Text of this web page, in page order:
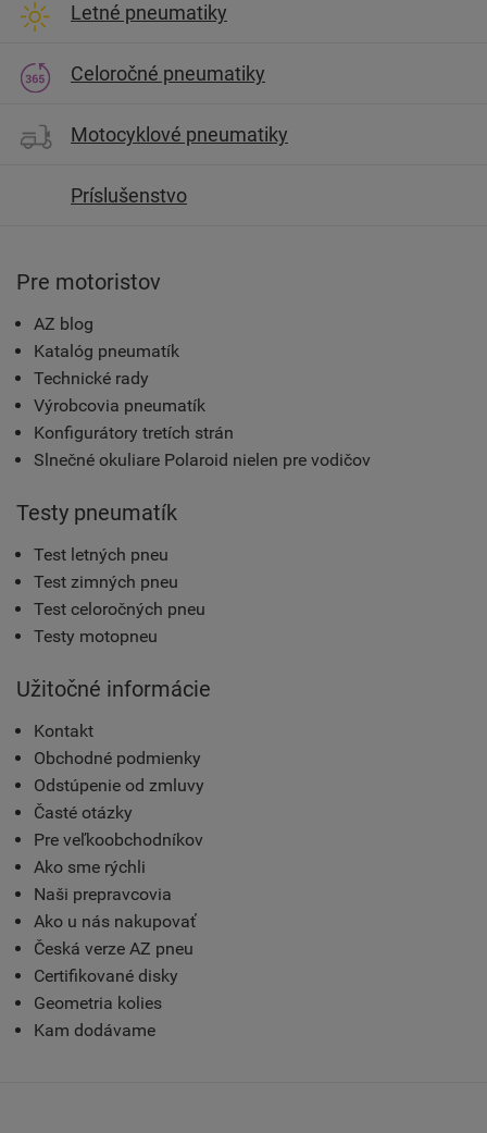
Letné pneumatiky
Celoročné pneumatiky
Motocyklové pneumatiky
Príslušenstvo
Pre motoristov
AZ blog
Katalóg pneumatík
Technické rady
Výrobcovia pneumatík
Konfigurátory tretích strán
Slnečné okuliare Polaroid nielen pre vodičov
Testy pneumatík
Test letných pneu
Test zimných pneu
Test celoročných pneu
Testy motopneu
Užitočné informácie
Kontakt
Obchodné podmienky
Odstúpenie od zmluvy
Časté otázky
Pre veľkoobchodníkov
Ako sme rýchli
Naši prepravcovia
Ako u nás nakupovať
Česká verze AZ pneu
Certifikované disky
Geometria kolies
Kam dodávame